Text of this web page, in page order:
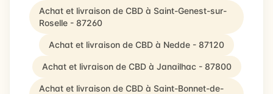
Achat et livraison de CBD à Saint-Genest-sur-
Roselle - 87260
Achat et livraison de CBD à Nedde - 87120
Achat et livraison de CBD à Janailhac - 87800
Achat et livraison de CBD à Saint-Bonnet-de-